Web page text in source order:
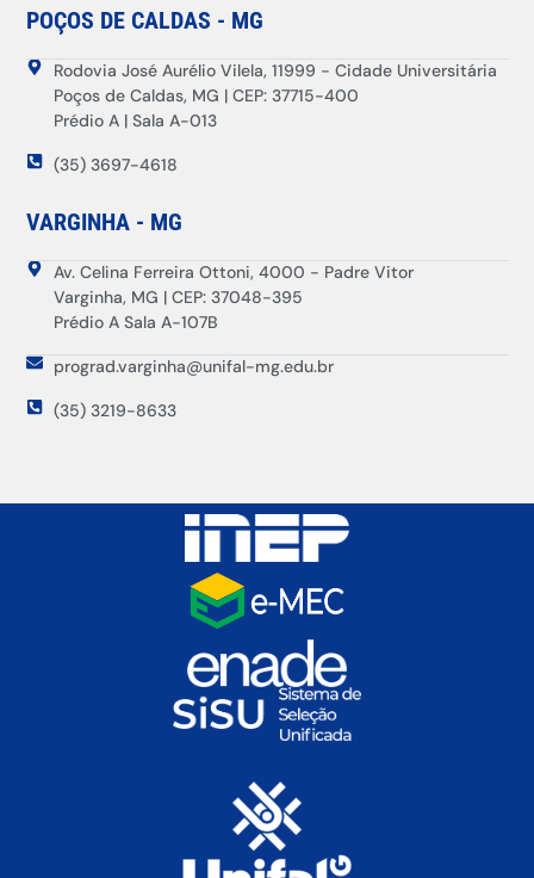
POÇOS DE CALDAS - MG
Rodovia José Aurélio Vilela, 11999 - Cidade Universitária
Poços de Caldas, MG | CEP: 37715-400
Prédio A | Sala A-013
(35) 3697-4618
VARGINHA - MG
Av. Celina Ferreira Ottoni, 4000 - Padre Vitor
Varginha, MG | CEP: 37048-395
Prédio A Sala A-107B
prograd.varginha@unifal-mg.edu.br
(35) 3219-8633